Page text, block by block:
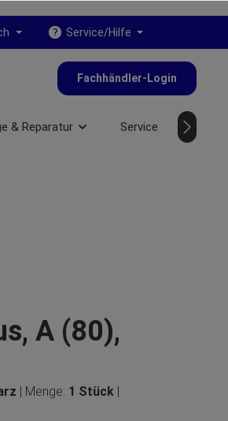
Service/Hilfe
Fachhändler-Login
& Reparatur Service NEU
A (80),
| Menge: 1 Stück |